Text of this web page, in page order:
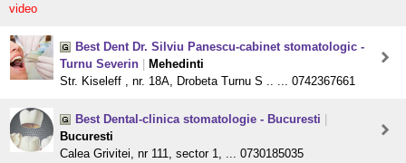
video
Best Dent Dr. Silviu Panescu-cabinet stomatologic -
Turnu Severin
Mehedinti
Str. Kiseleff , nr. 18A, Drobeta Turnu S .. ... 0742367661
Best Dental-clinica stomatologie - Bucuresti
Bucuresti
Calea Grivitei, nr 111, sector 1, ... 0730185035